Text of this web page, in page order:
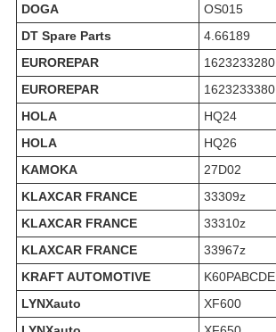
DOGA
OS015
DT Spare Parts
4.66189
EUROREPAR
1623233280
EUROREPAR
1623233380
HOLA
HQ24
HOLA
HQ26
KAMOKA
27D02
KLAXCAR FRANCE
33309z
KLAXCAR FRANCE
33310z
KLAXCAR FRANCE
33967z
KRAFT AUTOMOTIVE
K60PABCDE
LYNXauto
XF600